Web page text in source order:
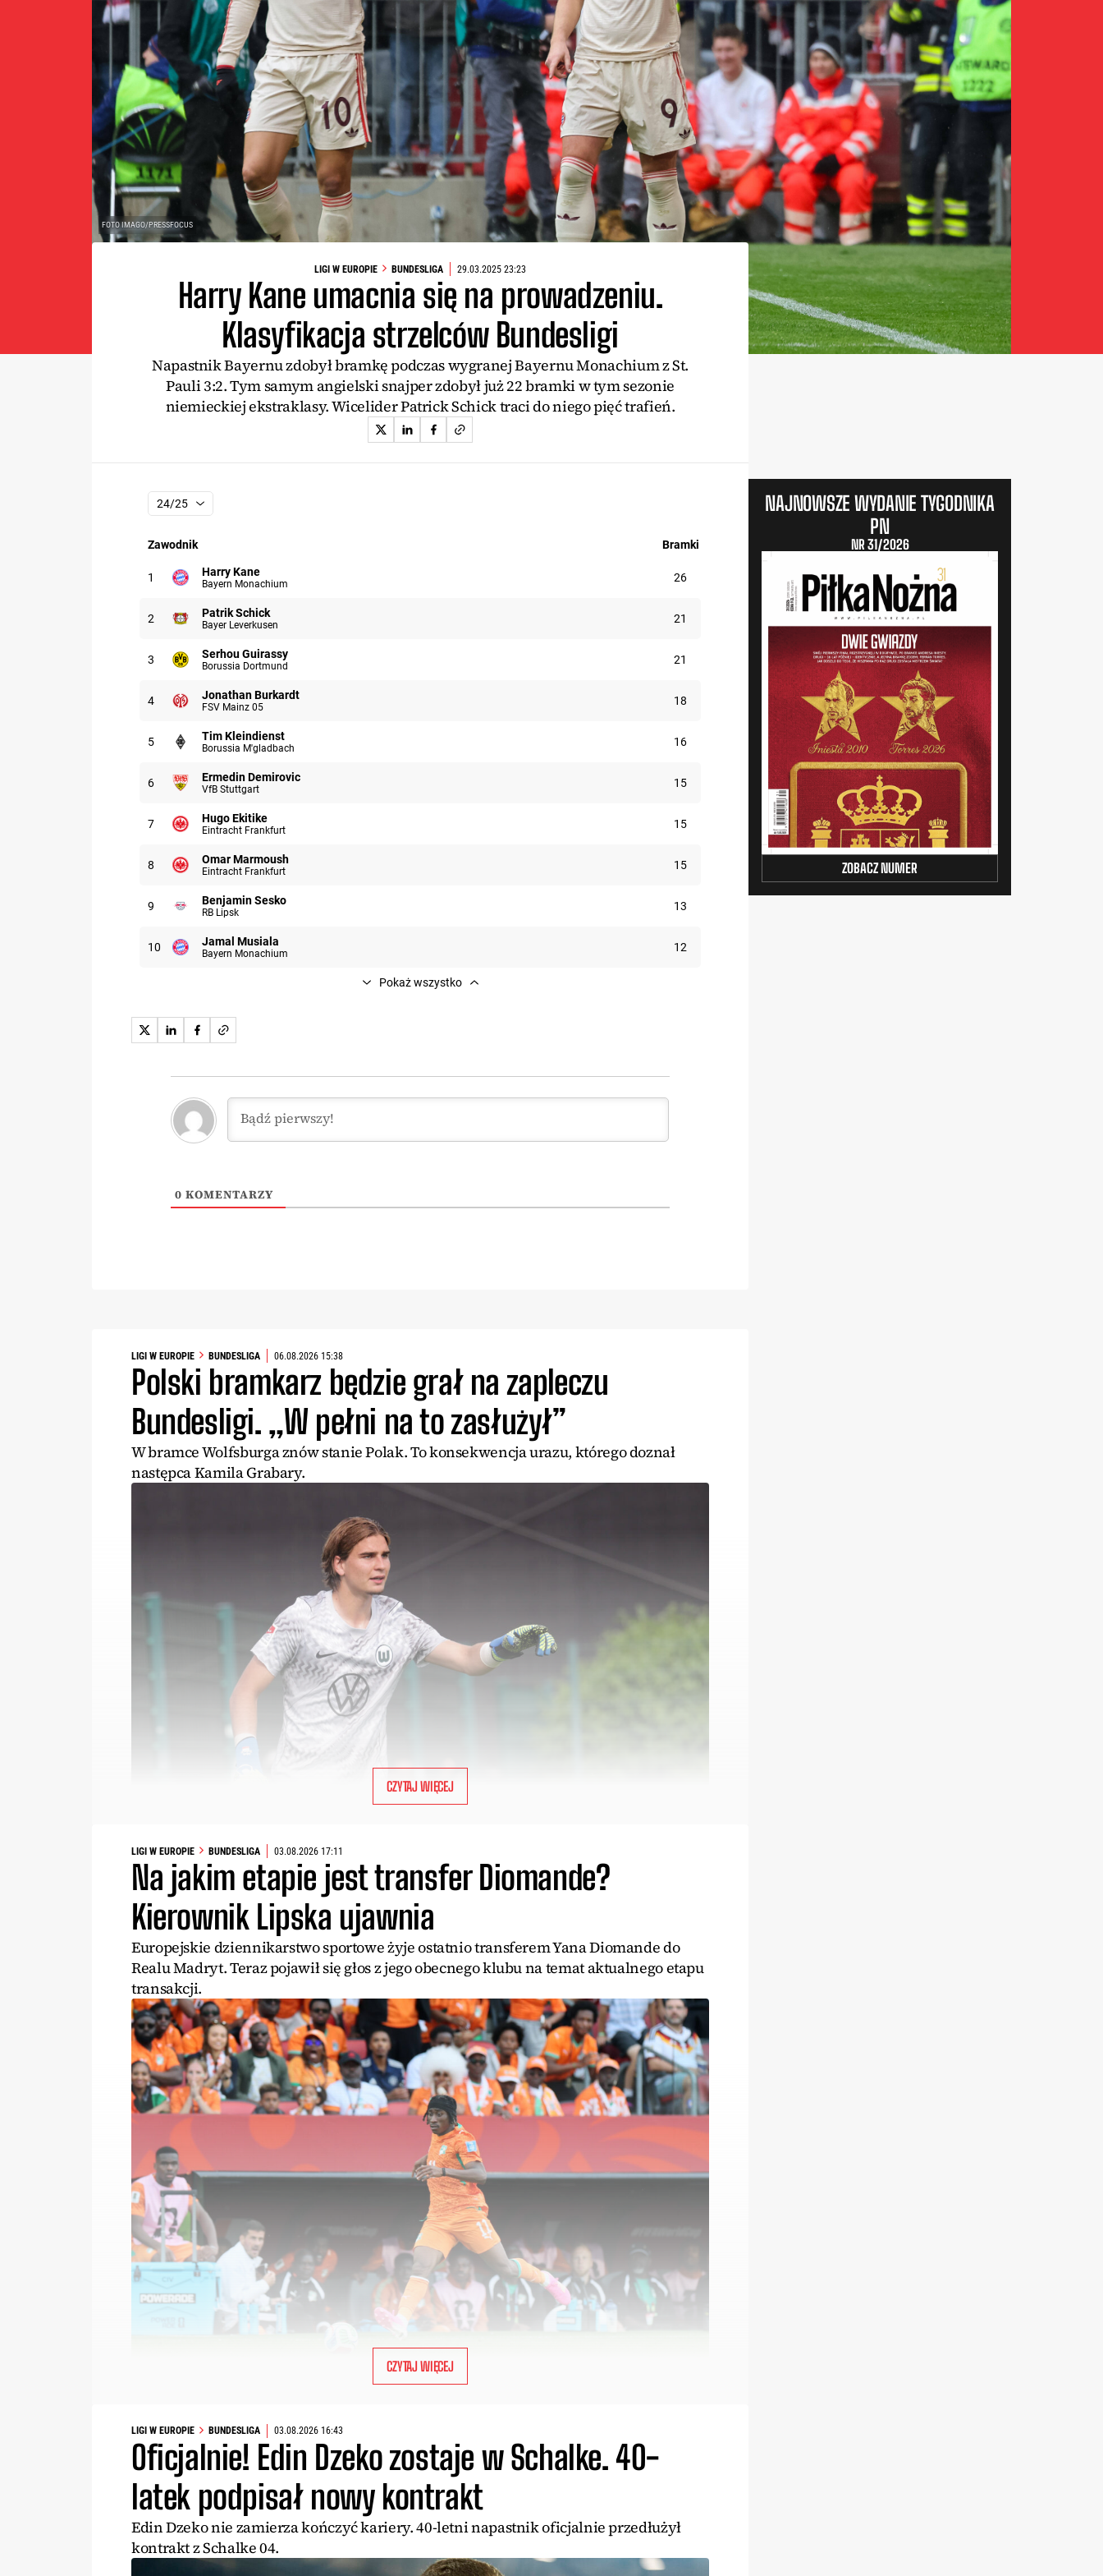
FOTO IMAGO/PRESSFOCUS
LIGI W EUROPIE BUNDESLIGA 29.03.2025 23:23
Harry Kane umacnia się na prowadzeniu.
Klasyfikacja strzelców Bundesligi
Napastnik Bayernu zdobył bramkę podczas wygranej Bayernu Monachium z St.
Pauli 3:2. Tym samym angielski snajper zdobył już 22 bramki w tym sezonie
niemieckiej ekstraklasy. Wicelider Patrick Schick traci do niego pięć trafień.
24/25
Zawodnik Bramki
1 Uczestnik: Harry Kane
Harry Kane
Bayern Monachium 26
2 Uczestnik: Patrik Schick
Patrik Schick
Bayer Leverkusen 21
3 Uczestnik: Serhou Guirassy
Serhou Guirassy
Borussia Dortmund 21
4 Uczestnik: Jonathan Burkardt
Jonathan Burkardt
FSV Mainz 05 18
5 Uczestnik: Tim Kleindienst
Tim Kleindienst
Borussia M'gladbach 16
6 Uczestnik: Ermedin Demirovic
Ermedin Demirovic
VfB Stuttgart 15
7 Uczestnik: Hugo Ekitike
Hugo Ekitike
Eintracht Frankfurt 15
8 Uczestnik: Omar Marmoush
Omar Marmoush
Eintracht Frankfurt 15
9 Uczestnik: Benjamin Sesko
Benjamin Sesko
RB Lipsk 13
10 Uczestnik: Jamal Musiala
Jamal Musiala
Bayern Monachium 12
Pokaż wszystko
0 KOMENTARZY
NAJNOWSZE WYDANIE TYGODNIKA
PN
NR 31/2026
ZOBACZ NUMER
LIGI W EUROPIE BUNDESLIGA 06.08.2026 15:38
Polski bramkarz będzie grał na zapleczu
Bundesligi. „W pełni na to zasłużył”
W bramce Wolfsburga znów stanie Polak. To konsekwencja urazu, którego doznał
następca Kamila Grabary.
CZYTAJ WIĘCEJ
LIGI W EUROPIE BUNDESLIGA 03.08.2026 17:11
Na jakim etapie jest transfer Diomande?
Kierownik Lipska ujawnia
Europejskie dziennikarstwo sportowe żyje ostatnio transferem Yana Diomande do
Realu Madryt. Teraz pojawił się głos z jego obecnego klubu na temat aktualnego etapu
transakcji.
CZYTAJ WIĘCEJ
LIGI W EUROPIE BUNDESLIGA 03.08.2026 16:43
Oficjalnie! Edin Dzeko zostaje w Schalke. 40-
latek podpisał nowy kontrakt
Edin Dzeko nie zamierza kończyć kariery. 40-letni napastnik oficjalnie przedłużył
kontrakt z Schalke 04.